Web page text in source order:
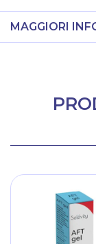
MAGGIORI